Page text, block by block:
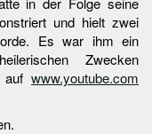
und hielt zwei
Es war ihm ein
Zwecken
www.youtube.com